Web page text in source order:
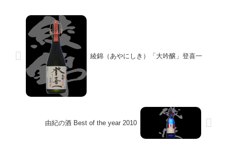
綾錦（あやにしき）「大吟醸」登喜一
由紀の酒 Best of the year 2010